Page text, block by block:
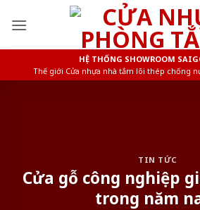
HỆ THỐNG SHOWROOM
Thế giới Cửa nhựa nhà tắm lõi thép chống
TIN TỨC
Cửa gỗ công nghiệp
trong năm